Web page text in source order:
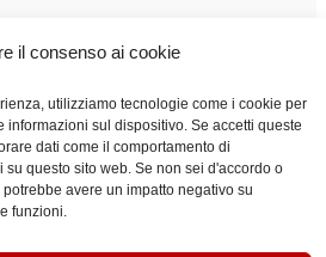
il consenso ai cookie
utilizziamo tecnologie come i cookie per
informazioni sul dispositivo. Se accetti queste
dati come il comportamento di
questo sito web. Se non sei d'accordo o
avere un impatto negativo su
funzioni.
15123569470
sulla riservatezza
Trasporto
Contatto